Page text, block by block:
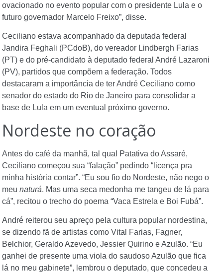
ovacionado no evento popular com o presidente Lula e o
futuro governador Marcelo Freixo”, disse.
Ceciliano estava acompanhado da deputada federal
Jandira Feghali (PCdoB), do vereador Lindbergh Farias
(PT) e do pré-candidato à deputado federal André Lazaroni
(PV), partidos que compõem a federação. Todos
destacaram a importância de ter André Ceciliano como
senador do estado do Rio de Janeiro para consolidar a
base de Lula em um eventual próximo governo.
Nordeste no coração
Antes do café da manhã, tal qual Patativa do Assaré,
Ceciliano começou sua “falação” pedindo “licença pra
minha história contar”. “Eu sou fio do Nordeste, não nego o
meu naturá. Mas uma seca medonha me tangeu de lá para
cá”, recitou o trecho do poema “Vaca Estrela e Boi Fubá”.
André reiterou seu apreço pela cultura popular nordestina,
se dizendo fã de artistas como Vital Farias, Fagner,
Belchior, Geraldo Azevedo, Jessier Quirino e Azulão. “Eu
ganhei de presente uma viola do saudoso Azulão que fica
lá no meu gabinete”, lembrou o deputado, que concedeu a